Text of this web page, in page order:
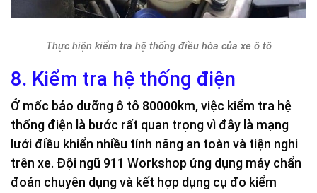
Thực hiện kiểm tra hệ thống điều hòa của xe ô tô
8. Kiểm tra hệ thống điện
Ở mốc bảo dưỡng ô tô 80000km, việc kiểm tra hệ
thống điện là bước rất quan trọng vì đây là mạng
lưới điều khiển nhiều tính năng an toàn và tiện nghi
trên xe. Đội ngũ 911 Workshop ứng dụng máy chẩn
đoán chuyên dụng và kết hợp dụng cụ đo kiểm